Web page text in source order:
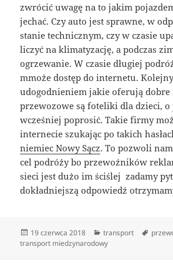
zwrócić uwagę na to jakim
jechać. Czy auto jest sprawne, w
stanie technicznym, czy w czasie
liczyć na klimatyzację, a podczas
ogrzewanie. W czasie długiej
mmoże dostęp do internetu.
udogodnieniem jakie oferują
przewozowe są foteliki dla dzieci,
wcześniej poprosić. Takie firmy
internecie szukając po takich
niemiec Nowy Sącz. To pozwoli
cel podróży bo przewoźników
sieci jest dużo im ściślej zadamy
dokładniejszą odpowiedź
Data
publikacji
19 czerwca 2018 Kategorie
transport Tagi
transport miedzynarodowy